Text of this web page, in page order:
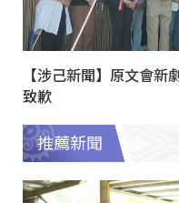
【涉己新聞】原文會
致歉
推薦新聞